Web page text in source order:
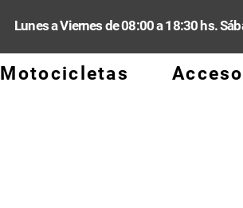
Lunes a Viernes de 08:00 a 18:30 hs.
Motocicletas